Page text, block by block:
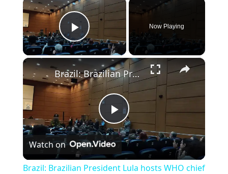
Play Video
Now Playing
×
Play Video
Brazil: Brazilian President Lula hosts WHO chief Tedros in Rio.
Watch on
Brazil: Brazilian President Lula hosts WHO chief